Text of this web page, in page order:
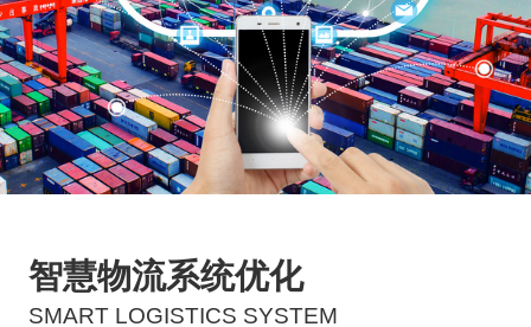
智慧物流系统优化
SMART LOGISTICS SYSTEM